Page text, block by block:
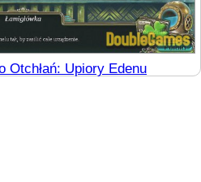
Otchłań: Upiory Edenu